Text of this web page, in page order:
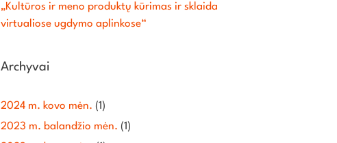
„Kultūros ir meno produktų kūrimas ir sklaida
virtualiose ugdymo aplinkose“
Archyvai
2024 m. kovo mėn. (1)
2023 m. balandžio mėn. (1)